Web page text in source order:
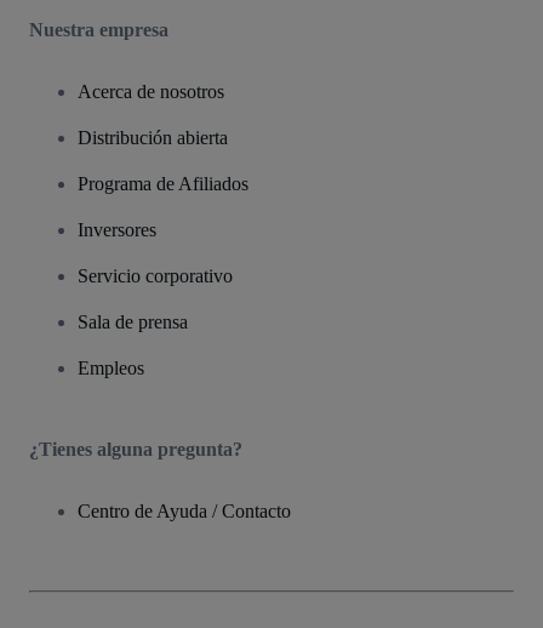
Nuestra empresa
Acerca de nosotros
Distribución abierta
Programa de Afiliados
Inversores
Servicio corporativo
Sala de prensa
Empleos
¿Tienes alguna pregunta?
Centro de Ayuda / Contacto